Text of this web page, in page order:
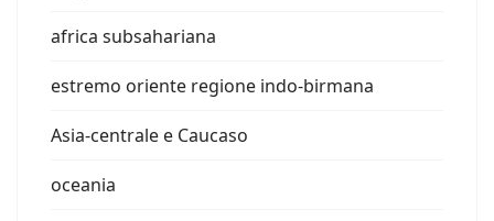
africa subsahariana
estremo oriente regione indo-birmana
Asia-centrale e Caucaso
oceania